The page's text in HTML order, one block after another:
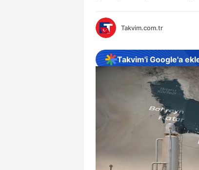
Takvim.com.tr
Takvim'i Google'a